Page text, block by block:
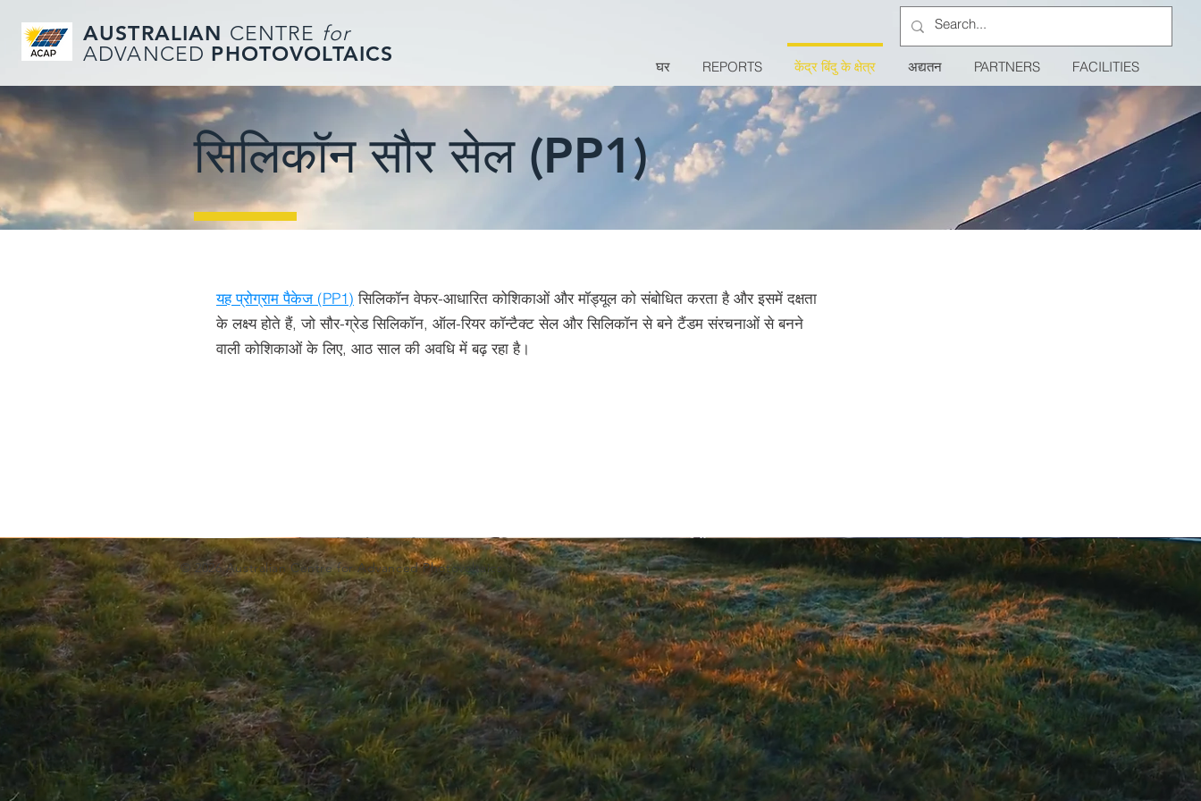
AUSTRALIAN CENTRE for
ADVANCED PHOTOVOLTAICS
घर REPORTS केंद्र बिंदु के क्षेत्र अद्यतन PARTNERS FACILITIES
सिलिकॉन सौर सेल (PP1)
यह प्रोग्राम पैकेज (PP1) सिलिकॉन वेफर-आधारित कोशिकाओं और मॉड्यूल को संबोधित करता है और इसमें दक्षता
के लक्ष्य होते हैं, जो सौर-ग्रेड सिलिकॉन, ऑल-रियर कॉन्टैक्ट सेल और सिलिकॉन से बने टैंडम संरचनाओं से बनने
वाली कोशिकाओं के लिए, आठ साल की अवधि में बढ़ रहा है।
© 2026 Australian Centre for Advanced Photovoltaics